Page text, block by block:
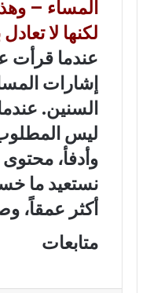
المساء –
لكنها لا
عندما قرأت
إشارات
السنين.
ليس
وأدفأ،
نستعيد ما
أكثر عمقاً،
متابعات